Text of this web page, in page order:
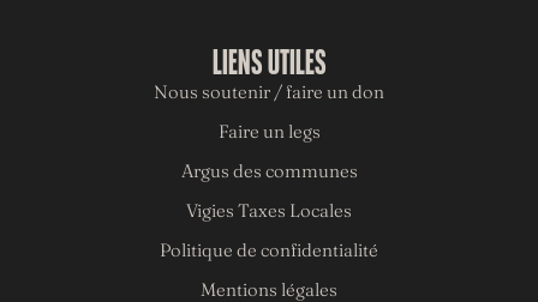
LIENS UTILES
Nous soutenir / faire un don
Faire un legs
Argus des communes
Vigies Taxes Locales
Politique de confidentialité
Mentions légales